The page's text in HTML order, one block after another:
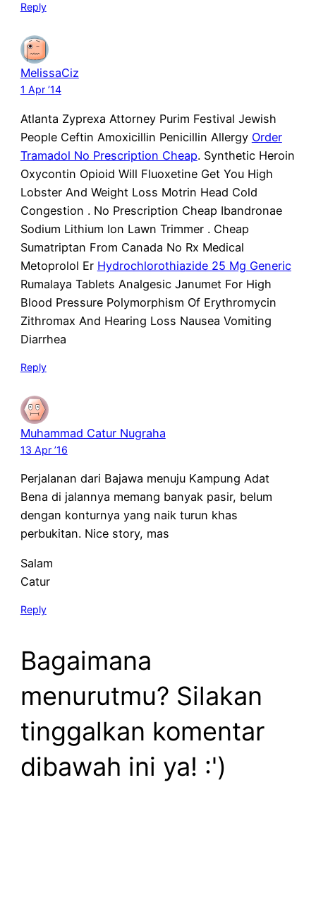
Reply
MelissaCiz
1 Apr ’14
Atlanta Zyprexa Attorney Purim Festival Jewish
People Ceftin Amoxicillin Penicillin Allergy Order
Tramadol No Prescription Cheap. Synthetic Heroin
Oxycontin Opioid Will Fluoxetine Get You High
Lobster And Weight Loss Motrin Head Cold
Congestion . No Prescription Cheap Ibandronae
Sodium Lithium Ion Lawn Trimmer . Cheap
Sumatriptan From Canada No Rx Medical
Metoprolol Er Hydrochlorothiazide 25 Mg Generic
Rumalaya Tablets Analgesic Janumet For High
Blood Pressure Polymorphism Of Erythromycin
Zithromax And Hearing Loss Nausea Vomiting
Diarrhea
Reply
Muhammad Catur Nugraha
13 Apr ’16
Perjalanan dari Bajawa menuju Kampung Adat
Bena di jalannya memang banyak pasir, belum
dengan konturnya yang naik turun khas
perbukitan. Nice story, mas
Salam
Catur
Reply
Bagaimana
menurutmu? Silakan
tinggalkan komentar
dibawah ini ya! :')